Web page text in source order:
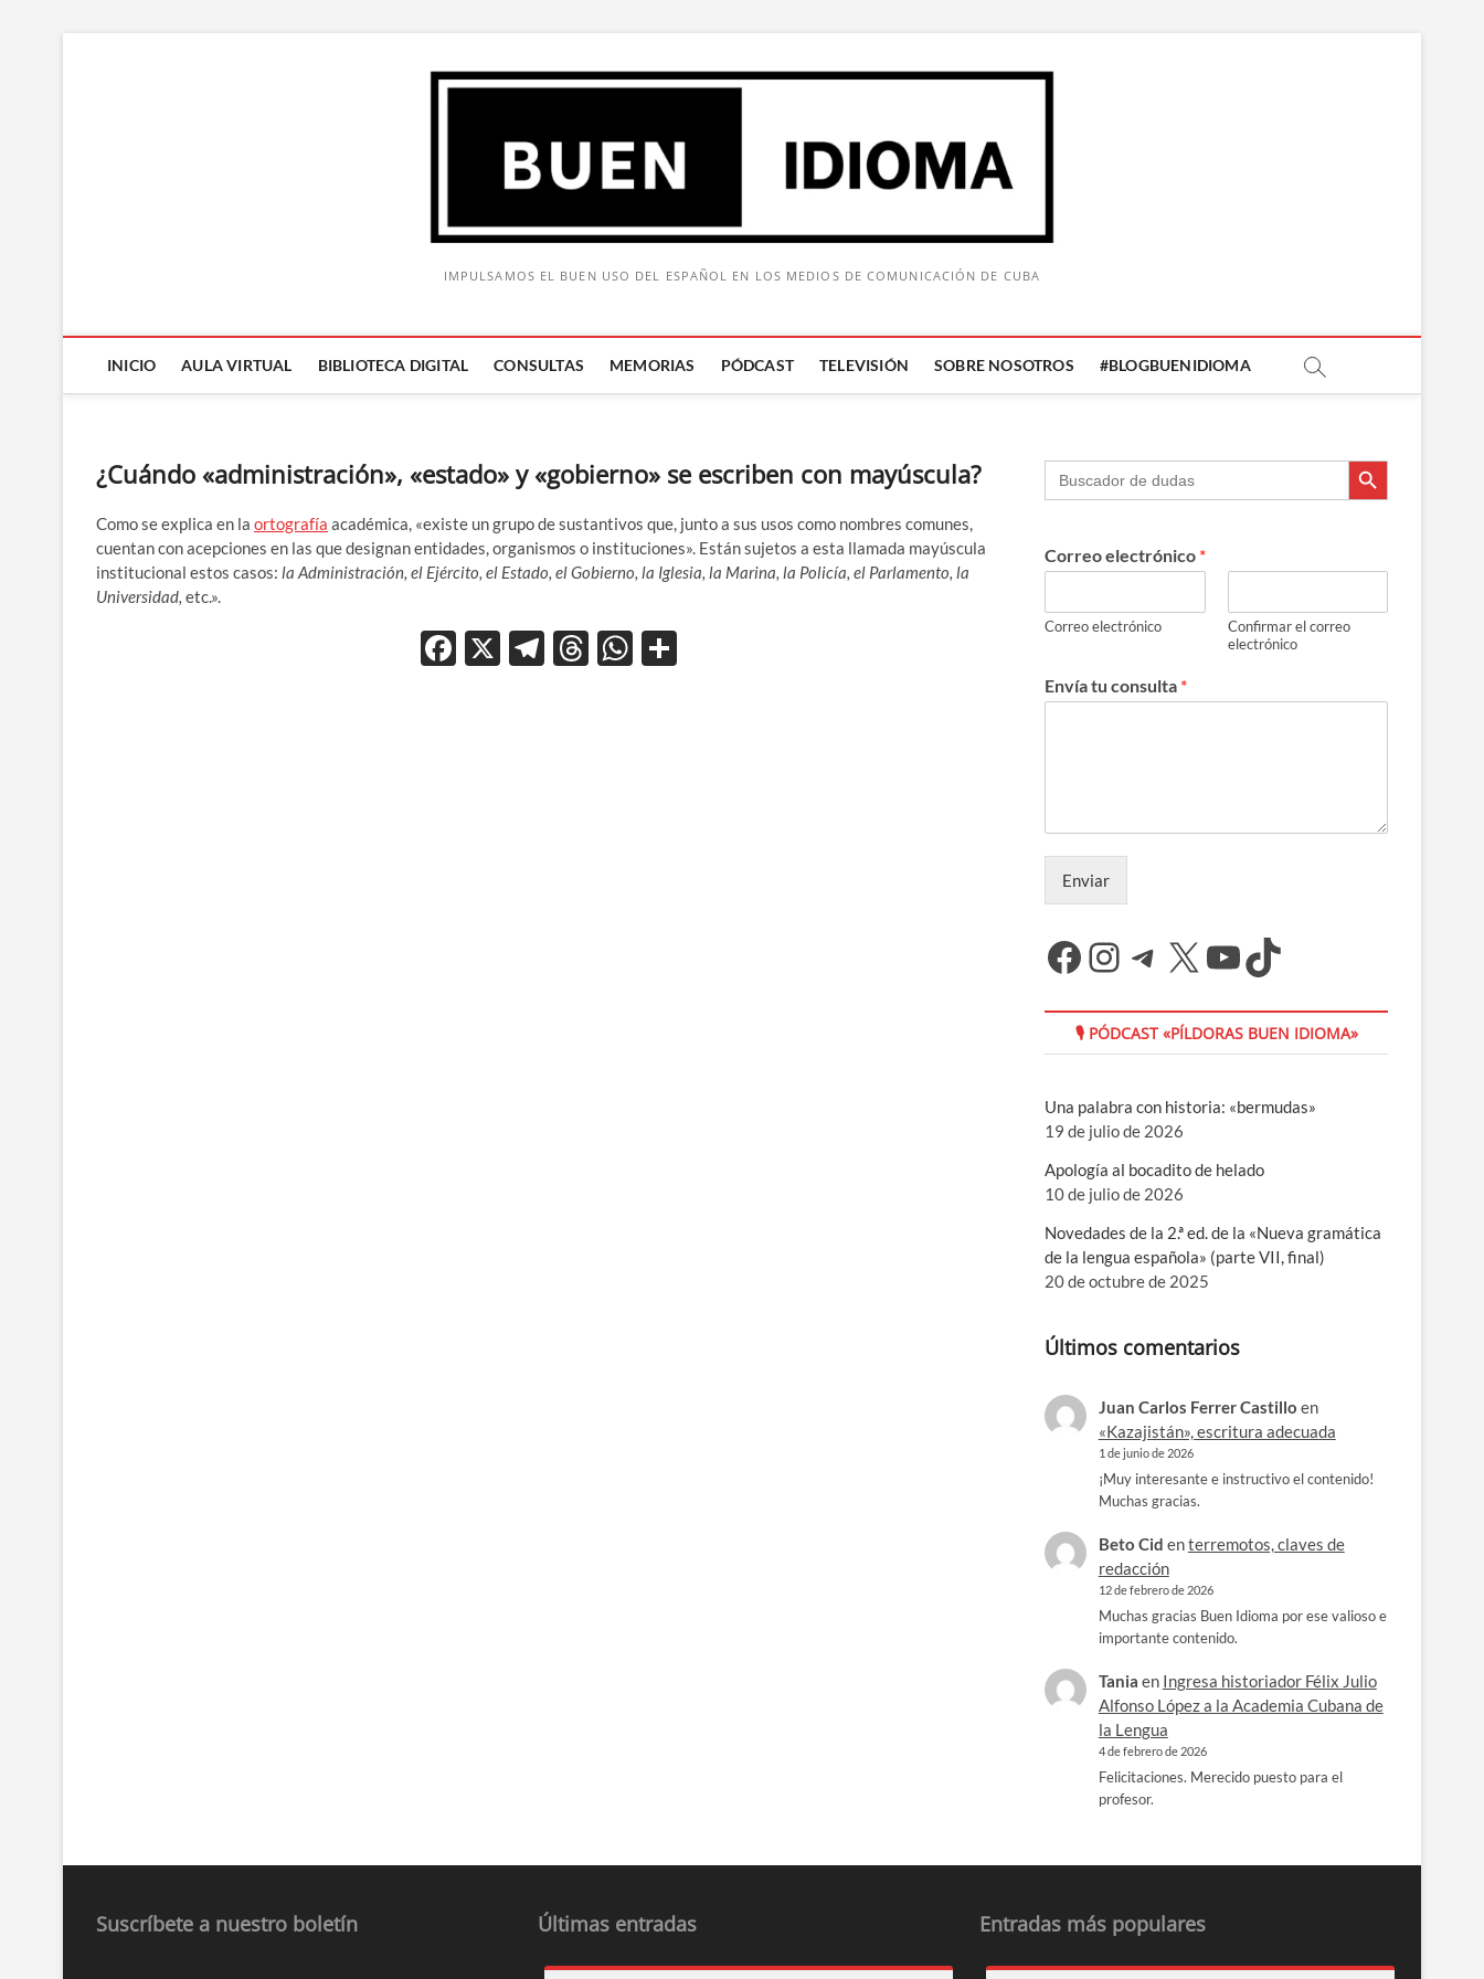
IMPULSAMOS EL BUEN USO DEL ESPAÑOL EN LOS MEDIOS DE COMUNICACIÓN DE CUBA
INICIO AULA VIRTUAL BIBLIOTECA DIGITAL CONSULTAS MEMORIAS PÓDCAST TELEVISIÓN SOBRE NOSOTROS #BLOGBUENIDIOMA
Buscar: Botón de búsqueda
¿Cuándo «administración», «estado» y «gobierno» se escriben con mayúscula?
Como se explica en la ortografía académica, «existe un grupo de sustantivos que, junto a sus usos como nombres comunes,
cuentan con acepciones en las que designan entidades, organismos o instituciones». Están sujetos a esta llamada mayúscula
institucional estos casos: la Administración, el Ejército, el Estado, el Gobierno, la Iglesia, la Marina, la Policía, el Parlamento, la
Universidad, etc.».
F
X T T W
Buscar: Botón de búsqueda
Correo electrónico *
Correo electrónico
Confirmar el correo
electrónico
Envía tu consulta *
Enviar
Facebook
Instagram
Telegram
X YouTube
TikTok
🎙 PÓDCAST «PÍLDORAS BUEN IDIOMA»
Una palabra con historia: «bermudas»
19 de julio de 2026
Apología al bocadito de helado
10 de julio de 2026
Novedades de la 2.ª ed. de la «Nueva gramática
de la lengua española» (parte VII, final)
20 de octubre de 2025
Últimos comentarios
Juan Carlos Ferrer Castillo en
«Kazajistán», escritura adecuada
1 de junio de 2026
¡Muy interesante e instructivo el contenido!
Muchas gracias.
Beto Cid enterremotos, claves de
redacción
12 de febrero de 2026
Muchas gracias Buen Idioma por ese valioso e
importante contenido.
Tania en Ingresa historiador Félix Julio
Alfonso López a la Academia Cubana de
la Lengua
4 de febrero de 2026
Felicitaciones. Merecido puesto para el
profesor.
Suscríbete a nuestro boletín Últimas entradas Entradas más populares